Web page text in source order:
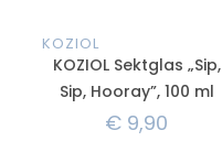
KOZIOL
KOZIOL Sektglas „Sip,
Sip, Hooray”, 100 ml
€ 9,90